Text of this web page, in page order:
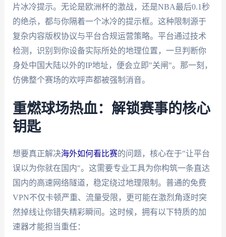
片冰冷提示。无论是欧洲杯的激战，还是NBA最后0.1秒
的绝杀，都与你隔着一个冰冷的提示框。这种限制源于
复杂内容版权协议与平台合规运营策略。平台通过技术
检测，识别到你设备实际所处的地理位置，一旦判断你
身处中国大陆以外的IP地址，便会立即"关闸"。那一刻，
仿佛整个赛场的欢呼声都被强制消音。
重燃球场热血：解锁赛事的核心
钥匙
想要真正解决海外如何看比赛的问题，核心在于"让平台
误以为你就在国内"。这需要专业工具为你构筑一条直达
国内的高速网络隧道，稳定绕过地理限制。普通的免费
VPN不仅卡顿严重、流量受限，更可能在激烈角逐时突
然掉线让你错失精彩瞬间。这时候，拥有以下特质的加
速器才能担当重任：